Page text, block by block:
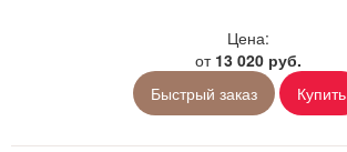
Цена:
от 13 020 руб.
Быстрый заказ
Купить